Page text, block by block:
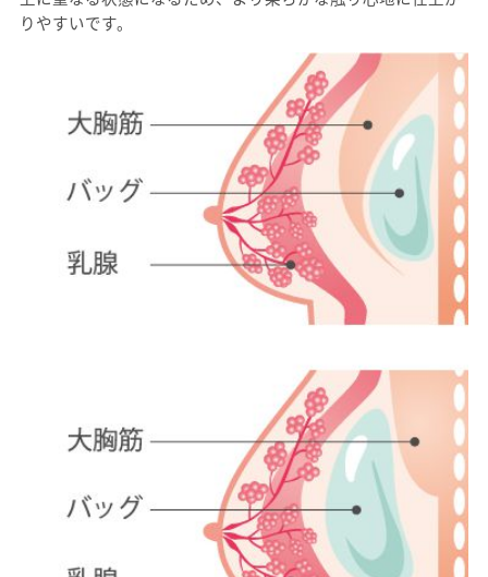
りやすいです。